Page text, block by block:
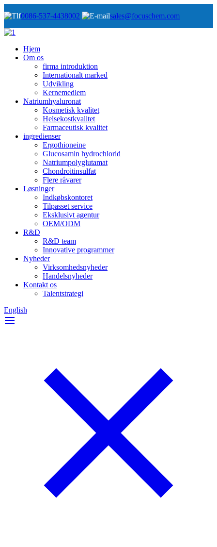
0086-537-4438002 sales@focuschem.com
Hjem
Om os
firma introduktion
Internationalt marked
Udvikling
Kernemedlem
Natriumhyaluronat
Kosmetisk kvalitet
Helsekostkvalitet
Farmaceutisk kvalitet
ingredienser
Ergothioneine
Glucosamin hydrochlorid
Natriumpolyglutamat
Chondroitinsulfat
Flere råvarer
Løsninger
Indkøbskontoret
Tilpasset service
Eksklusivt agentur
OEM/ODM
R&D
R&D team
Innovative programmer
Nyheder
Virksomhedsnyheder
Handelsnyheder
Kontakt os
Talentstrategi
English